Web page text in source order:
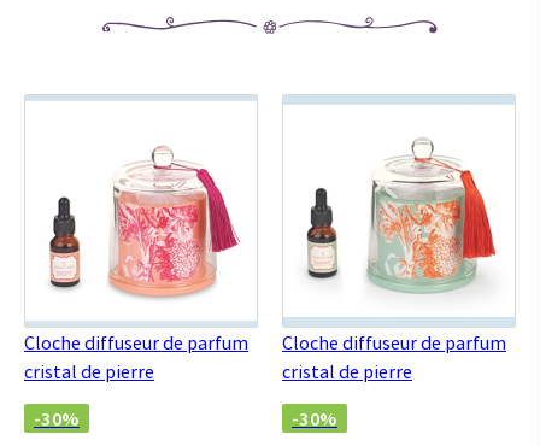
Cloche diffuseur de parfum
cristal de pierre
-30%
Cloche diffuseur de parfum
cristal de pierre
-30%